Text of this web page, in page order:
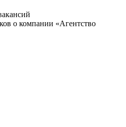
о компании «Агентство